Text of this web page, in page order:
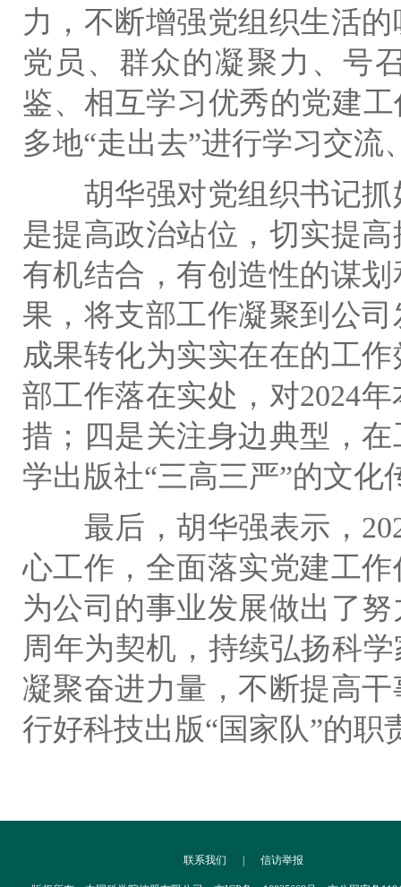
力，不断增强党组织生活
党员、群众的凝聚力、号
鉴、相互学习优秀的党建
多地“走出去”进行学习交流
胡华强对党组织书记
是提高政治站位，切实提
有机结合，有创造性的谋
果，将支部工作凝聚到公
成果转化为实实在在的工
部工作落在实处，对2024年
措；四是关注身边典型，
学出版社“三高三严”的文化
最后，胡华强表示，
心工作，全面落实党建工
为公司的事业发展做出了努
周年为契机，持续弘扬科
凝聚奋进力量，不断提高
行好科技出版“国家队”的
联系我们 | 信访举报